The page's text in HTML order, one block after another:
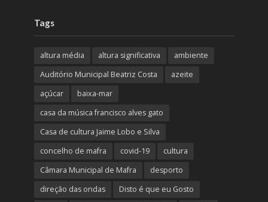
Tags
altura média altura significativa
ambiente
Auditório Municipal Beatriz Costa
azeite
açúcar
baixa-mar
casa da música francisco alves gato
Casa de cultura Jaime Lobo e Silva
concelho de mafra
covid-19
cultura
Câmara Municipal de Mafra
desporto
direção das ondas
Disto é que eu Gosto